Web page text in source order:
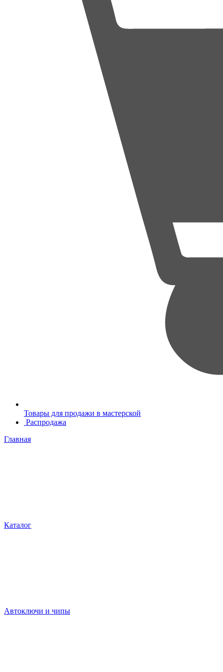
Товары для продажи в мастерской
Распродажа
Главная
Каталог
Автоключи и чипы